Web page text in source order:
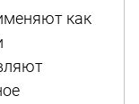
как